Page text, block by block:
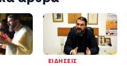
ΕΙΔΉΣΕΙΣ